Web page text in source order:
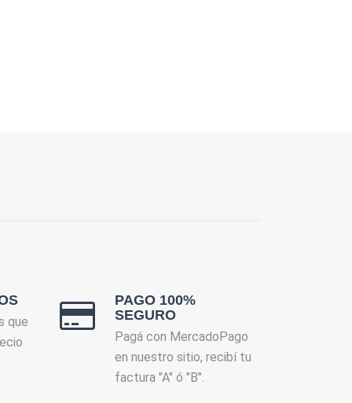
que
PAGO 100%
SEGURO
Pagá con MercadoPago
en nuestro sitio, recibí tu
factura "A" ó "B".